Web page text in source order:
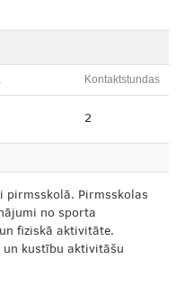
Kontaktstundas
2
pirmsskolā. Pirmsskolas
no sporta
fiziskā aktivitāte.
un kustību aktivitāšu